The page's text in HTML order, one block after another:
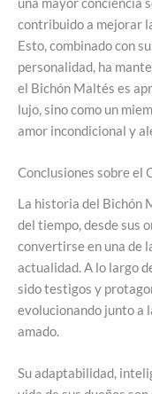
una mayor conciencia
contribuido a mejorar
Esto, combinado con
personalidad, ha
el Bichón Maltés es
lujo, sino como un
amor incondicional y
Conclusiones sobre el
La historia del Bichón
del tiempo, desde sus
convertirse en una de
actualidad. A lo largo
sido testigos y
evolucionando junto a
amado.
Su adaptabilidad,